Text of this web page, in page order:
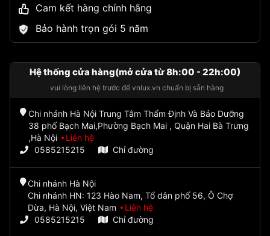
Cam kết hàng chính hãng
Bảo hành trọn gói 5 năm
Hệ thống cửa hàng(mở cửa từ 8h:00 - 22h:00)
vui lòng liên hệ trước để vnlux.vn chuẩn bị sẵn hàng
Chi nhánh Hà Nội Trung Tâm Thẩm Định Và Bảo Dưỡng
38 phố Bạch Mai,Phường Bạch Mai , Quận Hai Bà Trưng
,Hà Nội
Liên hệ
0585215215
Chỉ đường
Chi nhánh Hà Nội
Chi nhánh HN: 123 Hào Nam, Tổ dân phố 56, Ô Chợ
Dừa, Hà Nội, Việt Nam
Liên hệ
0585215215
Chỉ đường